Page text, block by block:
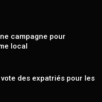
campagne pour
local
des expatriés pour les